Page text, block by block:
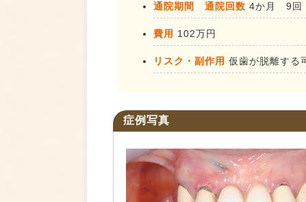
通院期間 通院回数 4か月 9回
費用 102万円
リスク・副作用 仮歯が脱離する
症例写真